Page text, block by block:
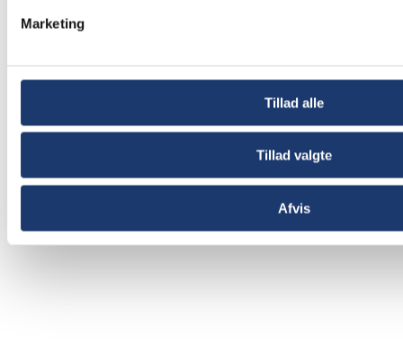
Marketing
Tillad alle
Tillad valgte
Afvis